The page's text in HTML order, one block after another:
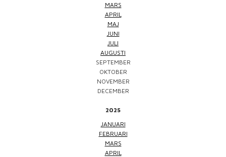
MARS
APRIL
MAJ
JUNI
JULI
AUGUSTI
SEPTEMBER
OKTOBER
NOVEMBER
DECEMBER
2025
JANUARI
FEBRUARI
MARS
APRIL